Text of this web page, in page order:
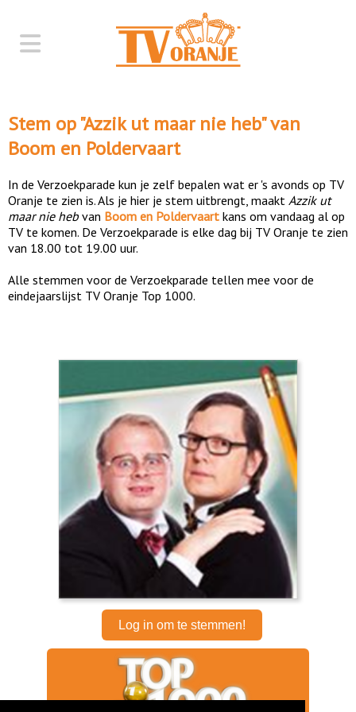
Stem op "Azzik ut maar nie heb" van
Boom en Poldervaart
In de Verzoekparade kun je zelf bepalen wat er 's avonds op TV
Oranje te zien is. Als je hier je stem uitbrengt, maakt Azzik ut
maar nie hebvan Boom en Poldervaart kans om vandaag al op
TV te komen. De Verzoekparade is elke dag bij TV Oranje te zien
van 18.00 tot 19.00 uur.
Alle stemmen voor de Verzoekparade tellen mee voor de
eindejaarslijst TV Oranje Top 1000.
Log in om te stemmen!